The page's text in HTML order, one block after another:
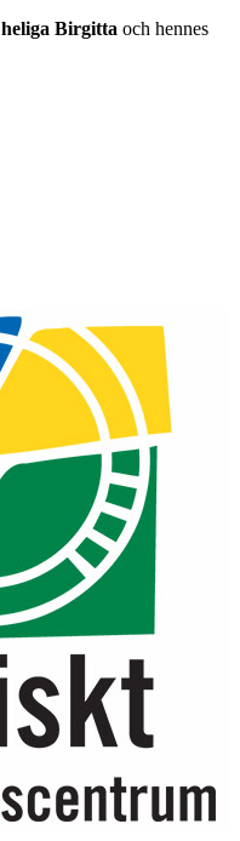
heliga Birgitta och hennes